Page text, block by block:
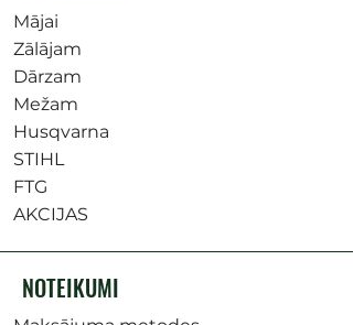
Mājai
Zālājam
Dārzam
Mežam
Husqvarna
STIHL
FTG
AKCIJAS
NOTEIKUMI